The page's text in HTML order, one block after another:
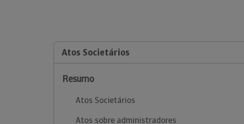
Atos Societários
Resumo
Atos Societários
Atos sobre administradores